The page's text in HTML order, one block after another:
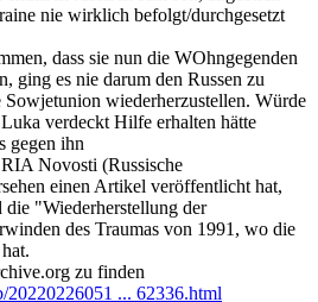
nie wirklich befolgt/durchgesetzt
dass sie nun die WOhngegenden
ging es nie darum den Russen zu
wiederherzustellen. Würde
verdeckt Hilfe erhalten hätte
gegen ihn
RIA Novosti (Russische
einen Artikel veröffentlicht hat,
die "Wiederherstellung der
des Traumas von 1991, wo die
zu finden
20220226051 ... 62336.html